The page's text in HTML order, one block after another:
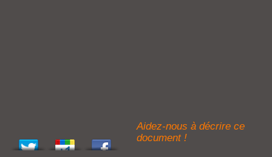
Aidez-nous à décrire ce
document !